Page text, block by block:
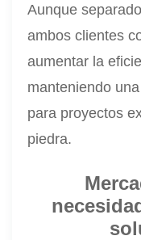
Aunque
ambos clientes
aumentar la
manteniendo
para proyectos
piedra.